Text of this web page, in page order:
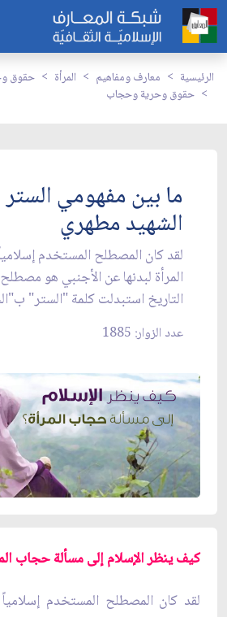
الرئيسية معارف ومفاهيم المرأة
حقوق
حقوق وحرية وحجاب
ما بين مفهومي
الشهيد مطهري
لقد كان المصطلح المستخدم
المرأة لبدنها عن الأجنبي هو
التاريخ استبدلت كلمة "الستر"
عدد الزوار: 1885
كيف ينظر الإسلام إلى مسألة حجاب
لقد كان المصطلح المستخدم